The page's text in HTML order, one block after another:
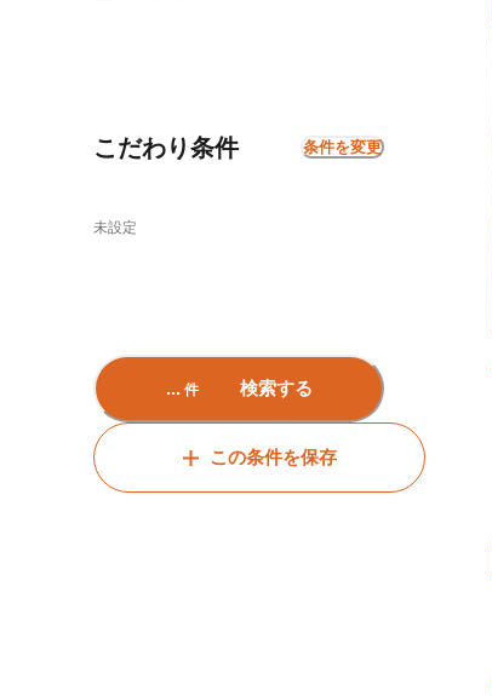
こだわり条件 条件を変更
未設定
... 件 検索する
この条件を保存